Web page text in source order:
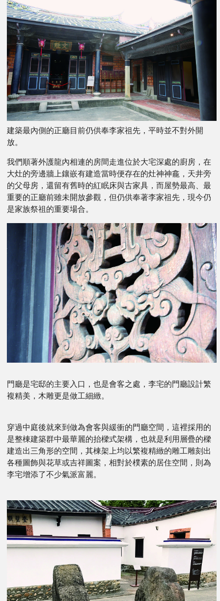
建築最內側的正廳目前仍供奉李家祖先，平時並不對外開
放。
我們順著外護龍內相連的房間走進位於大宅深處的廚房，在
大灶的旁邊牆上鑲嵌有建造當時便存在的灶神神龕，天井旁
的父母房，還留有舊時的紅眠床與古家具，而屋勢最高、最
重要的正廳前雖未開放參觀，但仍供奉著李家祖先，現今仍
是家族祭祖的重要場合。
門廳是宅邸的主要入口，也是會客之處，李宅的門廳設計繁
複精美，木雕更是做工細緻。
穿過中庭後就來到做為會客與緩衝的門廳空間，這裡採用的
是整棟建築群中最華麗的抬樑式架構，也就是利用層疊的樑
建造出三角形的空間，其棟架上均以繁複精緻的雕工雕刻出
各種圖飾與花草或吉祥圖案，相對於樸素的居住空間，則為
李宅增添了不少氣派富麗。